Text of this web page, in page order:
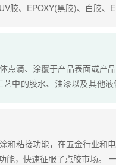
胶、EPOXY(黑胶)、白胶
滴、涂覆于产品表面或产
中的胶水、油漆以及其他
粘接功能，在五金行业和
能，快速征服了点胶市场。